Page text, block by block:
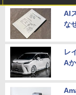
AI
な
レ
A